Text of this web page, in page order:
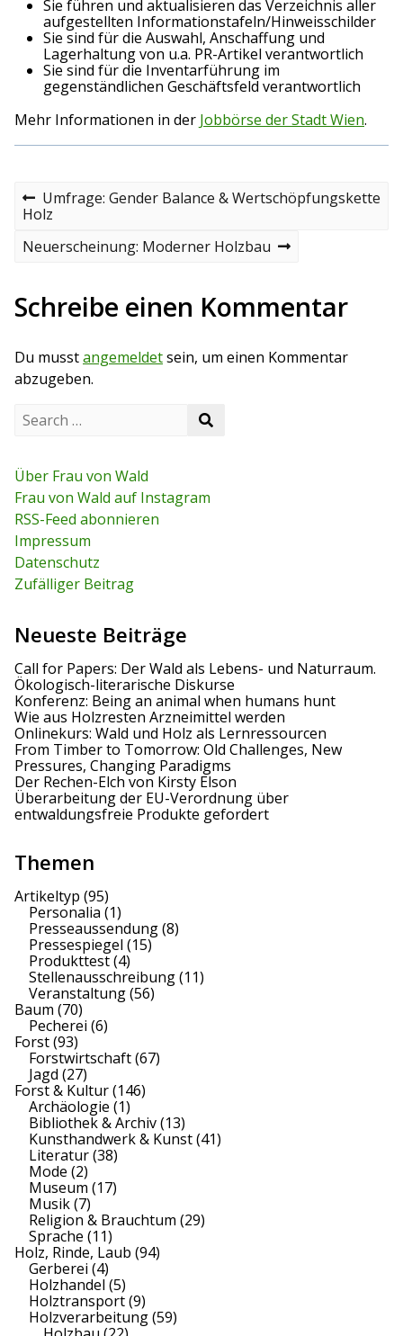
Sie führen und aktualisieren das Verzeichnis aller
aufgestellten Informationstafeln/Hinweisschilder
Sie sind für die Auswahl, Anschaffung und
Lagerhaltung von u.a. PR-Artikel verantwortlich
Sie sind für die Inventarführung im
gegenständlichen Geschäftsfeld verantwortlich
Mehr Informationen in der Jobbörse der Stadt Wien.
B
e
t
r
a
g
s
a
v
i
g
a
t
i
o
n
P
r
v
u
s
s
t
Umfrage: Gender Balance & Wertschöpfungskette
Holz
N
t
p
t
Neuerscheinung: Moderner Holzbau
Schreibe einen Kommentar
Du musstangemeldetsein, um einen Kommentar
abzugeben.
c
h
f
o
r
:
S
Über Frau von Wald
Frau von Wald auf Instagram
RSS-Feed abonnieren
Impressum
Datenschutz
Zufälliger Beitrag
Neueste Beiträge
Call for Papers: Der Wald als Lebens- und Naturraum.
Ökologisch-literarische Diskurse
Konferenz: Being an animal when humans hunt
Wie aus Holzresten Arzneimittel werden
Onlinekurs: Wald und Holz als Lernressourcen
From Timber to Tomorrow: Old Challenges, New
Pressures, Changing Paradigms
Der Rechen-Elch von Kirsty Elson
Überarbeitung der EU-Verordnung über
entwaldungsfreie Produkte gefordert
Themen
Artikeltyp (95)
Personalia (1)
Presseaussendung(8)
Pressespiegel (15)
Produkttest(4)
Stellenausschreibung(11)
Veranstaltung(56)
Baum (70)
Pecherei (6)
Forst(93)
Forstwirtschaft(67)
Jagd (27)
Forst & Kultur(146)
Archäologie (1)
Bibliothek & Archiv(13)
Kunsthandwerk & Kunst(41)
Literatur(38)
Mode (2)
Museum (17)
Musik(7)
Religion & Brauchtum (29)
Sprache (11)
Holz, Rinde, Laub (94)
Gerberei (4)
Holzhandel (5)
Holztransport(9)
Holzverarbeitung(59)